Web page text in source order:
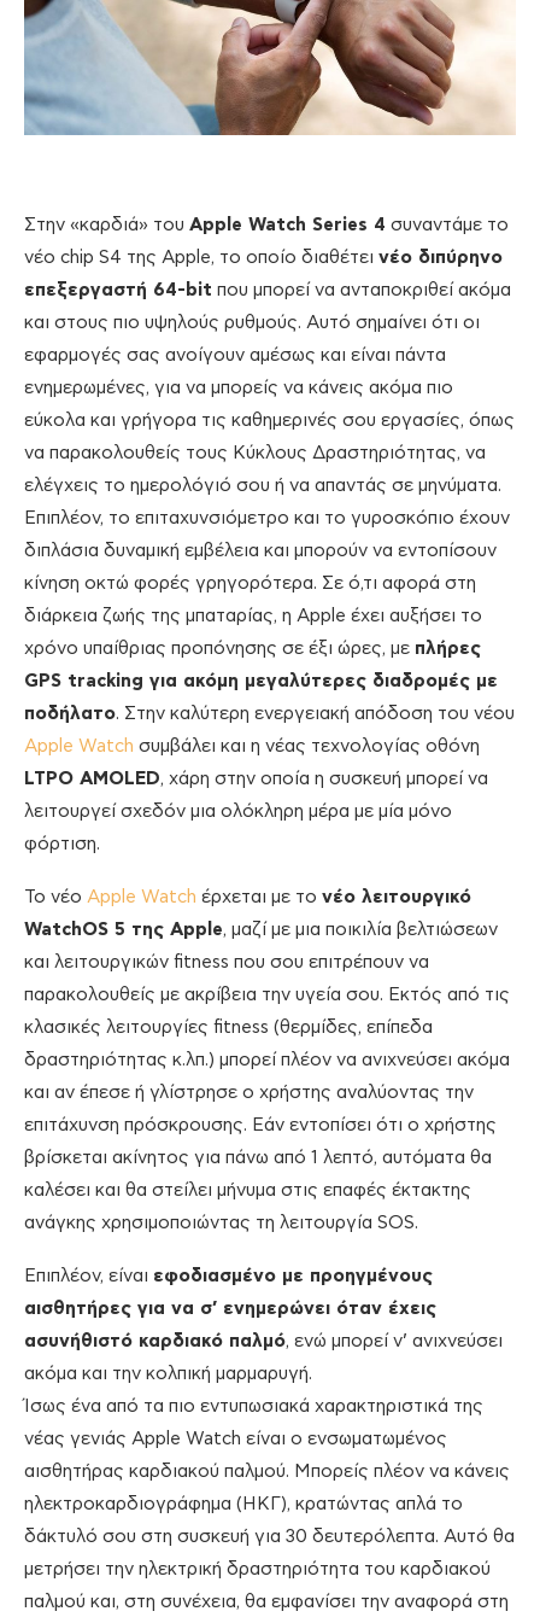
Στην «καρδιά» του Apple Watch Series 4 συναντάμε το
νέο chip S4 της Apple, το οποίο διαθέτει νέο διπύρηνο
επεξεργαστή 64-bit που μπορεί να ανταποκριθεί ακόμα
και στους πιο υψηλούς ρυθμούς. Αυτό σημαίνει ότι οι
εφαρμογές σας ανοίγουν αμέσως και είναι πάντα
ενημερωμένες, για να μπορείς να κάνεις ακόμα πιο
εύκολα και γρήγορα τις καθημερινές σου εργασίες, όπως
να παρακολουθείς τους Κύκλους Δραστηριότητας, να
ελέγχεις το ημερολόγιό σου ή να απαντάς σε μηνύματα.
Επιπλέον, το επιταχυνσιόμετρο και το γυροσκόπιο έχουν
διπλάσια δυναμική εμβέλεια και μπορούν να εντοπίσουν
κίνηση οκτώ φορές γρηγορότερα. Σε ό,τι αφορά στη
διάρκεια ζωής της μπαταρίας, η Apple έχει αυξήσει το
χρόνο υπαίθριας προπόνησης σε έξι ώρες, με πλήρες
GPS tracking για ακόμη μεγαλύτερες διαδρομές με
ποδήλατο. Στην καλύτερη ενεργειακή απόδοση του νέου
Apple Watch συμβάλει και η νέας τεχνολογίας οθόνη
LTPO AMOLED, χάρη στην οποία η συσκευή μπορεί να
λειτουργεί σχεδόν μια ολόκληρη μέρα με μία μόνο
φόρτιση.
Το νέο Apple Watch έρχεται με το νέο λειτουργικό
WatchOS 5 της Apple, μαζί με μια ποικιλία βελτιώσεων
και λειτουργικών fitness που σου επιτρέπουν να
παρακολουθείς με ακρίβεια την υγεία σου. Εκτός από τις
κλασικές λειτουργίες fitness (θερμίδες, επίπεδα
δραστηριότητας κ.λπ.) μπορεί πλέον να ανιχνεύσει ακόμα
και αν έπεσε ή γλίστρησε ο χρήστης αναλύοντας την
επιτάχυνση πρόσκρουσης. Εάν εντοπίσει ότι ο χρήστης
βρίσκεται ακίνητος για πάνω από 1 λεπτό, αυτόματα θα
καλέσει και θα στείλει μήνυμα στις επαφές έκτακτης
ανάγκης χρησιμοποιώντας τη λειτουργία SOS.
Επιπλέον, είναι εφοδιασμένο με προηγμένους
αισθητήρες για να σ’ ενημερώνει όταν έχεις
ασυνήθιστό καρδιακό παλμό, ενώ μπορεί ν’ ανιχνεύσει
ακόμα και την κολπική μαρμαρυγή.
Ίσως ένα από τα πιο εντυπωσιακά χαρακτηριστικά της
νέας γενιάς Apple Watch είναι ο ενσωματωμένος
αισθητήρας καρδιακού παλμού. Μπορείς πλέον να κάνεις
ηλεκτροκαρδιογράφημα (ΗΚΓ), κρατώντας απλά το
δάκτυλό σου στη συσκευή για 30 δευτερόλεπτα. Αυτό θα
μετρήσει την ηλεκτρική δραστηριότητα του καρδιακού
παλμού και, στη συνέχεια, θα εμφανίσει την αναφορά στη